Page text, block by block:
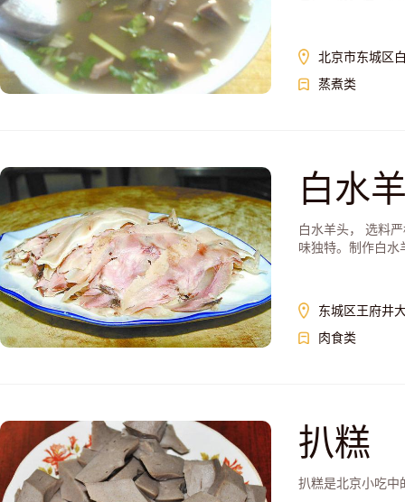
北京市东城区
蒸煮类
白水
白水羊头， 选料
味独特。制作白水
东城区王府井
肉食类
扒糕
扒糕是北京小吃中